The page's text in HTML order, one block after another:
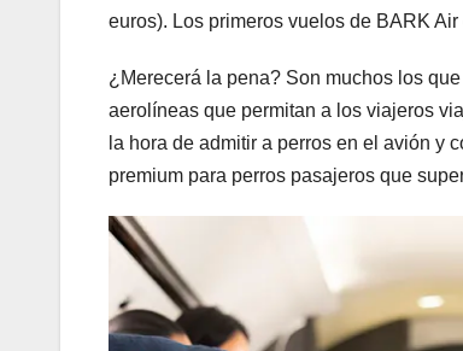
euros). Los primeros vuelos de BARK
¿Merecerá la pena? Son muchos los
aerolíneas que permitan a los viajeros
la hora de admitir a perros en el avión y
premium para perros pasajeros que